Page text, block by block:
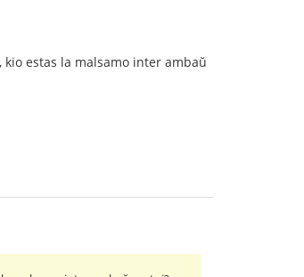
kio estas la malsamo inter ambaŭ